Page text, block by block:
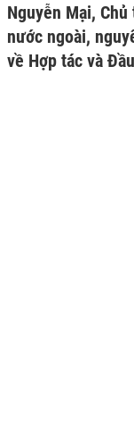
Nguyễn Mại,
nước ngoài,
về Hợp tác và